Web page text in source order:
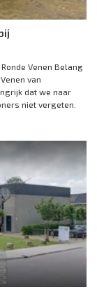
Venen Belang
van
dat we naar
niet vergeten.